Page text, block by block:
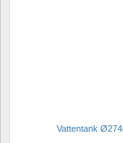
Vattentank